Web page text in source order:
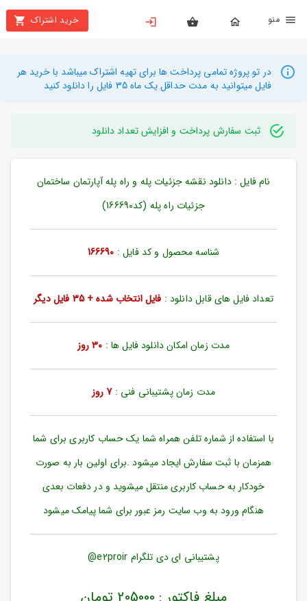
خرید اشتراک
بستن
محصولات
تهیه
راهنما
دانلود
ورود
به
بازیابی
رمز
مندی
ها
در تو پروژه تمامی پرداخت ها برای تهیه اشتراک میباشد با خرید هر
فایل میتوانید به مدت حداقل یک ماه 35 فایل را دانلود کنید
ثبت سفارش پرداخت و افزایش تعداد دانلود
نام فایل : دانلود نقشه جزئیات پله و راه پله آپارتمان ساختمان
جزئیات راه پله (کد166690)
شناسه محصول و کد فایل : 166690
تعداد فایل های قابل دانلود : فایل انتخاب شده + 35 فایل دیگر
مدت زمان امکان دانلود فایل ها : 30 روز
مدت زمان پشتیبانی فنی :7 روز
با استفاده از شماره تلفن همراه شما یک حساب کاربری برای شما
همزمان با ثبت سفارش ایجاد میشود .برای اولین بار به صورت
خودکار به حساب کاربری منتقل میشوید و در دفعات بعدی
هنگام ورود به وب سایت رمز عبور برای شما پیامک میشود
پشتیبانی ای دی تلگرام e2proir@